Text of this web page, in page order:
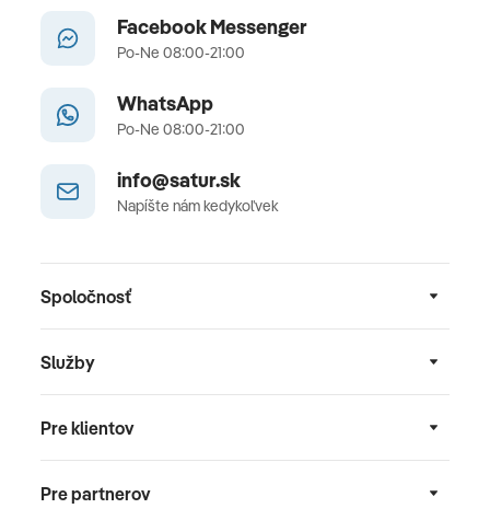
Facebook Messenger
Po-Ne 08:00-21:00
WhatsApp
Po-Ne 08:00-21:00
info@satur.sk
Napíšte nám kedykoľvek
Spoločnosť
Služby
Pre klientov
Pre partnerov